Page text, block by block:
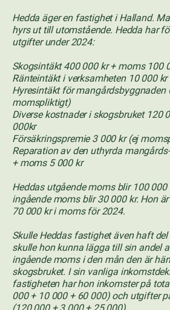
Hedda äger en fastighet i Halland.
hyrs ut till utomstående. Hedda har
utgifter under 2024:
Skogsintäkt 400 000 kr + moms 100
Ränteintäkt i verksamheten 10 000
Hyresintäkt för mangårdsbyggnaden
momspliktigt)
Diverse kostnader i skogsbruket 120
000kr
Försäkringspremie 3 000 kr (ej
Reparation av den uthyrda
+ moms 5 000 kr
Heddas utgående moms blir 100 000
ingående moms blir 30 000 kr. Hon
70 000 kr i moms för 2024.
Skulle Heddas fastighet även haft
skulle hon kunna lägga till sin andel
ingående moms i den mån den är
skogsbruket. I sin vanliga
fastigheten har hon inkomster på
000 + 10 000 + 60 000) och utgifter